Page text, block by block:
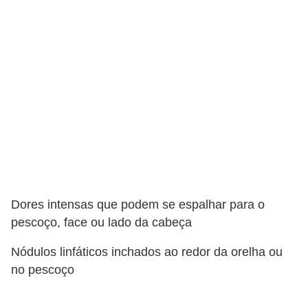
Dores intensas que podem se espalhar para o
pescoço, face ou lado da cabeça
Nódulos linfáticos inchados ao redor da orelha ou
no pescoço